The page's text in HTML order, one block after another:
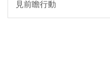
見前瞻行動